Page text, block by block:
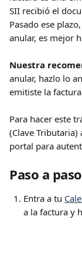
SII recibió el
Pasado ese
anular, es mejor
Nuestra
anular, hazlo lo
emitiste la
Para hacer este
(Clave
portal para
Paso a
Entra a tu
a la factura y